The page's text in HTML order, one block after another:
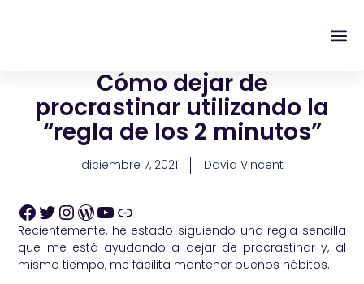
Cómo dejar de
procrastinar utilizando la
“regla de los 2 minutos”
diciembre 7, 2021 David Vincent
Recientemente, he estado siguiendo una regla sencilla
que me está ayudando a dejar de procrastinar y, al
mismo tiempo, me facilita mantener buenos hábitos.